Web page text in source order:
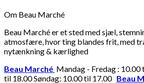
Om Beau Marché
Beau Marché er et sted med sjæl,
atmosfære, hvor ting blandes frit, med
nytænkning & kærlighed
Beau Marché Mandag - Fredag :
til 18.00 Søndag: 10.00 til 17.00 Beau